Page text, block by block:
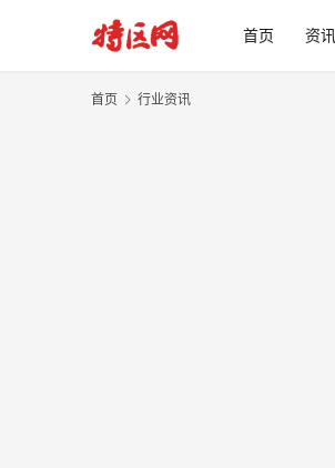
首页 资讯
首页 行业资讯